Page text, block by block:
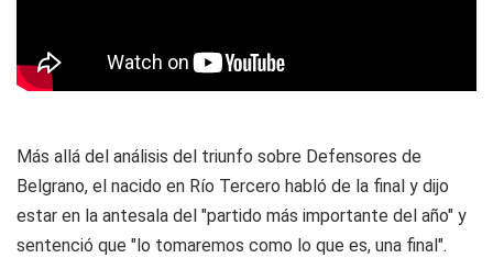
Más allá del análisis del triunfo sobre Defensores de
Belgrano, el nacido en Río Tercero habló de la final y dijo
estar en la antesala del "partido más importante del año" y
sentenció que "lo tomaremos como lo que es, una final".